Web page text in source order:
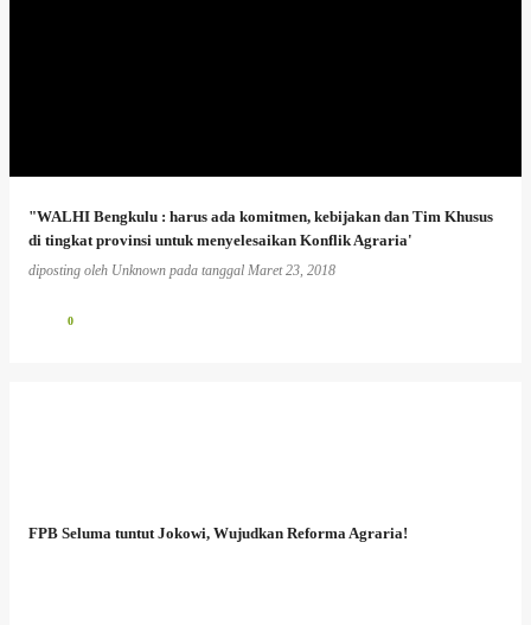
"WALHI Bengkulu : harus ada komitmen, kebijakan dan Tim Khusus
di tingkat provinsi untuk menyelesaikan Konflik Agraria'
diposting oleh Unknown pada tanggal Maret 23, 2018
0
FPB Seluma tuntut Jokowi, Wujudkan Reforma Agraria!